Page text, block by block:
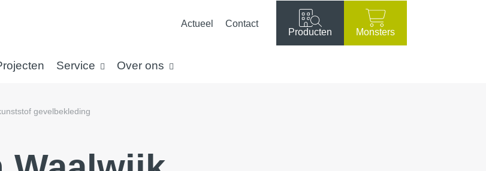
Actueel Contact
Producten Monsters
Service Over ons
gevelbekleding